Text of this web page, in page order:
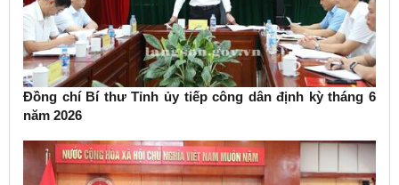
Đồng chí Bí thư Tỉnh ủy tiếp công dân định kỳ tháng 6
năm 2026